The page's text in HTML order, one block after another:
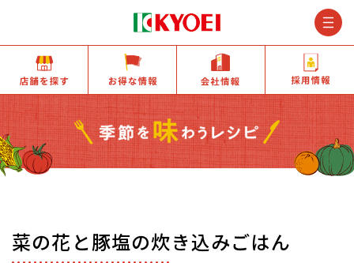
店舗を探す お得な情報 会社情報
菜の花と豚塩の炊き込みごはん